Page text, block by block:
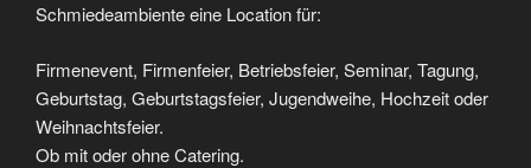
Schmiedeambiente eine Location für:
Firmenevent, Firmenfeier, Betriebsfeier, Seminar, Tagung,
Geburtstag, Geburtstagsfeier, Jugendweihe, Hochzeit oder
Weihnachtsfeier.
Ob mit oder ohne Catering.